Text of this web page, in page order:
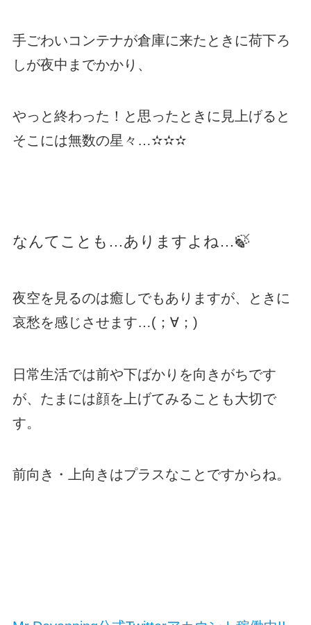
手ごわいコンテナが倉庫に来たときに荷下ろ
しが夜中までかかり、
やっと終わった！と思ったときに見上げると
そこには無数の星々…✫✫✫
なんてことも…ありますよね…🍃
夜空を見るのは癒しでもありますが、ときに
哀愁を感じさせます…(；∀；)
日常生活では前や下ばかりを向きがちです
が、たまには顔を上げてみることも大切で
す。
前向き・上向きはプラスなことですからね。